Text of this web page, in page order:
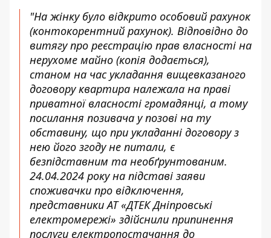
"На жінку було відкрито особовий рахунок
(контокорентний рахунок). Відповідно до
витягу про реєстрацію прав власності на
нерухоме майно (копія додається),
станом на час укладання вищевказаного
договору квартира належала на праві
приватної власності громадянці, а тому
посилання позивача у позові на ту
обставину, що при укладанні договору з
нею його згоду не питали, є
безпідставним та необґрунтованим.
24.04.2024 року на підставі заяви
споживачки про відключення,
представники АТ «ДТЕК Дніпровські
електромережі» здійснили припинення
послуги електропостачання до